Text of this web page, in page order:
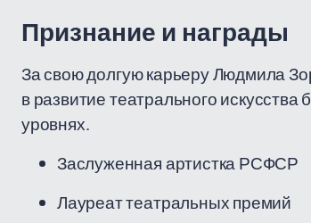
Признание и награды
За свою долгую карьеру Людмила
в развитие театрального
уровнях.
Заслуженная артистка РСФСР
Лауреат театральных премий